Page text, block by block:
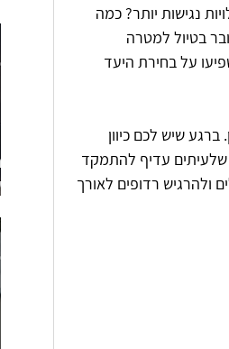
נגישות יותר? כמה
בטיול למטרה
על בחירת היעד
שיש לכם כיוון
שלעיתים עדיף להתמקד
ולהרגיש רדופים לאורך